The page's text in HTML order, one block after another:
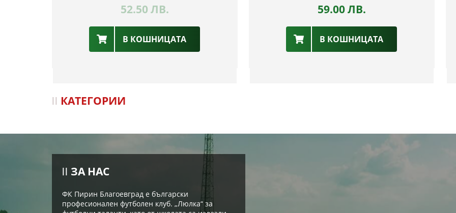
52.50 ЛВ.
В КОШНИЦАТА
59.00ЛВ.
В КОШНИЦАТА
КАТЕГОРИИ
ЗА НАС
ФК Пирин Благоевград е български
професионален футболен клуб. „Люлка“ за